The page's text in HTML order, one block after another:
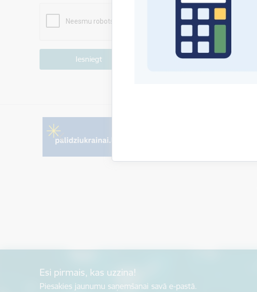
Esi pirmais, kas uzzina!
Piesakies jaunumu saņemšanai savā e-pastā.